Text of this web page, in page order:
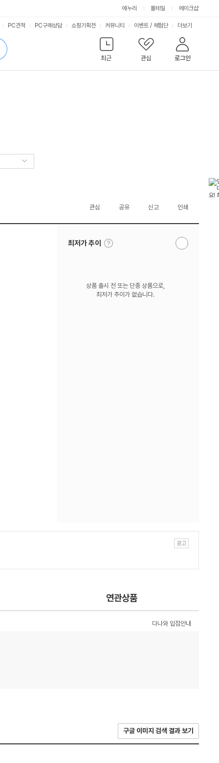
에누리 몰테일 메이크샵
최근
관심 로그인
PC견적 PC구매상담 쇼핑기획전 커뮤니티 이벤트 / 체험단 서
비
스
더보기
관심 공유 신고 인쇄
최저가 추이
툴
팁
알
상품 출시 전 또는 단종 상품으로,
최저가 추이가 없습니다.
연관상품
다나와 입점안내
구글 이미지 검색 결과 보기